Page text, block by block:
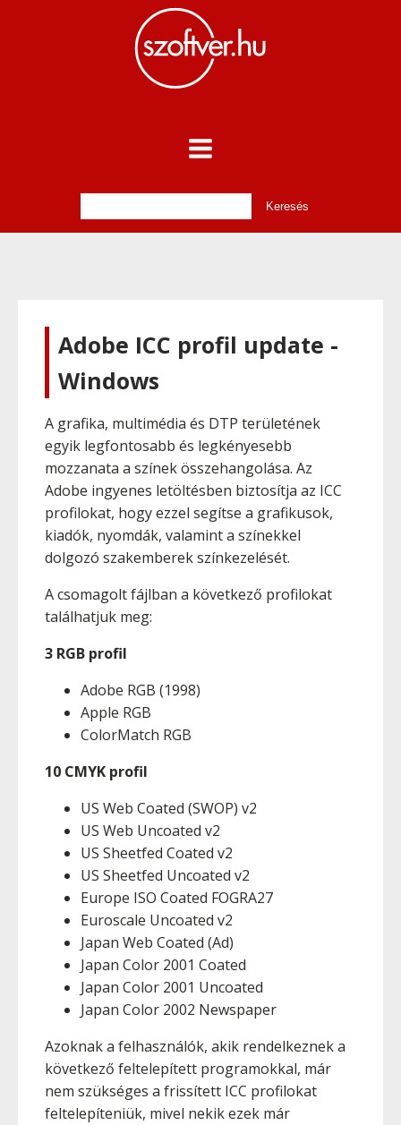
Adobe ICC profil update -
Windows
A grafika, multimédia és DTP területének
egyik legfontosabb és legkényesebb
mozzanata a színek összehangolása. Az
Adobe ingyenes letöltésben biztosítja az ICC
profilokat, hogy ezzel segítse a grafikusok,
kiadók, nyomdák, valamint a színekkel
dolgozó szakemberek színkezelését.
A csomagolt fájlban a következő profilokat
találhatjuk meg:
3 RGB profil
Adobe RGB (1998)
Apple RGB
ColorMatch RGB
10 CMYK profil
US Web Coated (SWOP) v2
US Web Uncoated v2
US Sheetfed Coated v2
US Sheetfed Uncoated v2
Europe ISO Coated FOGRA27
Euroscale Uncoated v2
Japan Web Coated (Ad)
Japan Color 2001 Coated
Japan Color 2001 Uncoated
Japan Color 2002 Newspaper
Azoknak a felhasználók, akik rendelkeznek a
következő feltelepített programokkal, már
nem szükséges a frissített ICC profilokat
feltelepíteniük, mivel nekik ezek már